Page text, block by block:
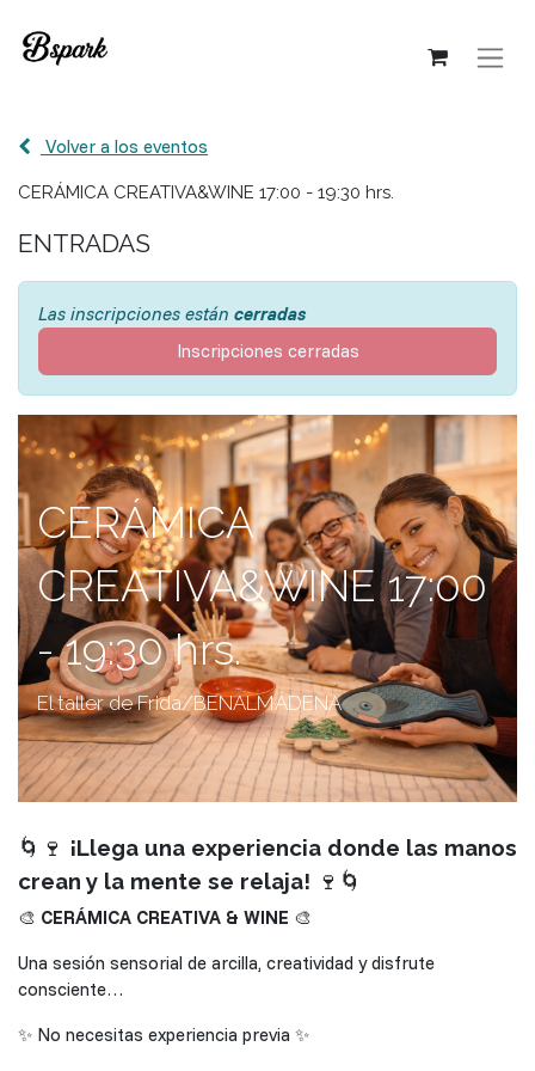
Volver a los eventos
CERÁMICA CREATIVA&WINE 17:00 - 19:30 hrs.
ENTRADAS
Las inscripciones están cerradas
Inscripciones cerradas
CERÁMICA
CREATIVA&WINE 17:00
- 19:30 hrs.
El taller de Frida/BENALMÁDENA
🌀🍷 ¡Llega una experiencia donde las manos
crean y la mente se relaja! 🍷🌀
🎨 CERÁMICA CREATIVA & WINE 🎨
Una sesión sensorial de arcilla, creatividad y disfrute
consciente…
✨ No necesitas experiencia previa ✨